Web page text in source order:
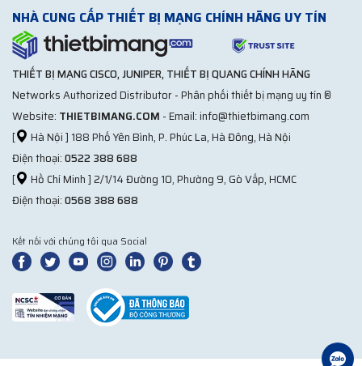
NHÀ CUNG CẤP THIẾT BỊ MẠNG CHÍNH HÃNG UY TÍN
THIẾT BỊ MẠNG CISCO, JUNIPER, THIẾT BỊ QUANG CHÍNH HÃNG
Networks Authorized Distributor - Phân phối thiết bị mạng uy tín ®
Website: THIETBIMANG.COM - Email: info@thietbimang.com
[
Hà Nội ] 188 Phố Yên Bình, P. Phúc La, Hà Đông, Hà Nội
Điện thoại:0522 388 688
[
Hồ Chí Minh ] 2/1/14 Đường 10, Phường 9, Gò Vấp, HCMC
Điện thoại:0568 388 688
Kết nối với chúng tôi qua Social